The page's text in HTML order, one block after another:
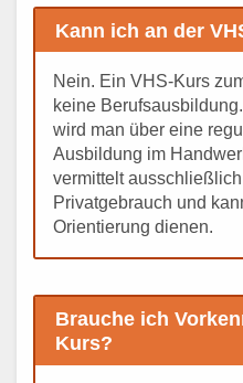
Kann ich an der
Nein. Ein VHS-Kurs
keine
wird man über eine
Ausbildung im
vermittelt
Privatgebrauch und
Orientierung dienen.
Brauche ich
Kurs?